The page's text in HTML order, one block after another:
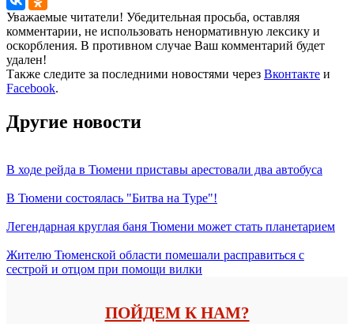
Уважаемые читатели! Убедительная просьба, оставляя
комментарии, не использовать ненормативную лексику и
оскорбления. В противном случае Ваш комментарий будет
удален!
Также следите за последними новостями через Вконтакте и
Facebook.
Другие новости
В ходе рейда в Тюмени приставы арестовали два автобуса
В Тюмени состоялась "Битва на Туре"!
Легендарная круглая баня Тюмени может стать планетарием
Жителю Тюменской области помешали расправиться с
сестрой и отцом при помощи вилки
ПОЙДЕМ К НАМ?